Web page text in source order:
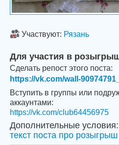
Участвуют: Рязань
Для участия в
Сделать репост этого поста:
https://vk.com/wall-
Вступить в группы или
аккаунтами:
https://vk.com/club64456975
Дополнительные условия:
текст поста про розыгрыш